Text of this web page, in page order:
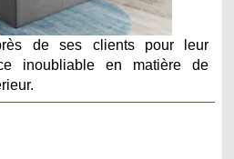
de ses clients pour leur
inoubliable en matière de